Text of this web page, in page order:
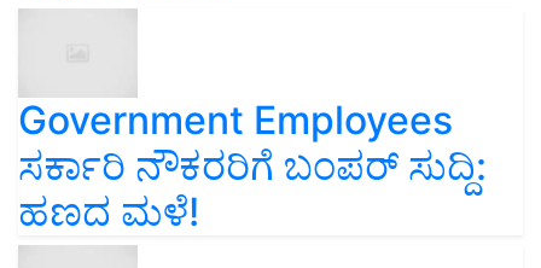
Government Employees
ಸರ್ಕಾರಿ ನೌಕರರಿಗೆ ಬಂಪರ್‌ ಸುದ್ದಿ:
ಹಣದ ಮಳೆ!